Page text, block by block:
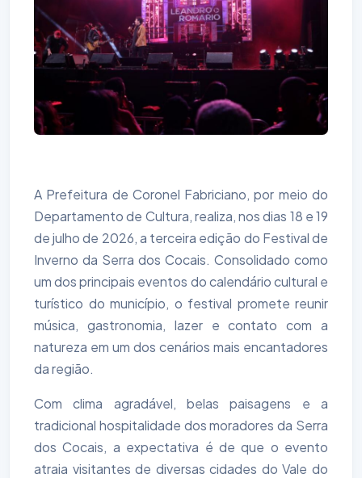
A Prefeitura de Coronel Fabriciano, por meio do
Departamento de Cultura, realiza, nos dias 18 e 19
de julho de 2026, a terceira edição do Festival de
Inverno da Serra dos Cocais. Consolidado como
um dos principais eventos do calendário cultural e
turístico do município, o festival promete reunir
música, gastronomia, lazer e contato com a
natureza em um dos cenários mais encantadores
da região.
Com clima agradável, belas paisagens e a
tradicional hospitalidade dos moradores da Serra
dos Cocais, a expectativa é de que o evento
atraia visitantes de diversas cidades do Vale do